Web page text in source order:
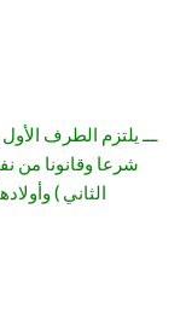
ـــ يلتزم الطرف الأول
شرعا وقانونا من
الثاني )